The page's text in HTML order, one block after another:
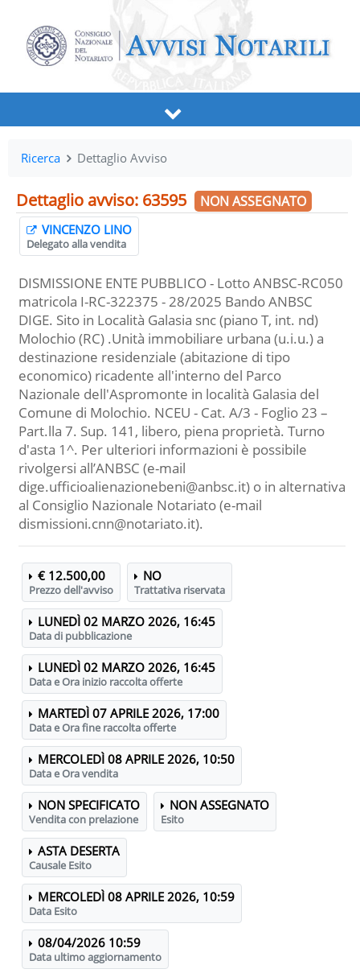
Ricerca Dettaglio Avviso
Dettaglio avviso: 63595 NON ASSEGNATO
VINCENZO LINO
Delegato alla vendita
DISMISSIONE ENTE PUBBLICO - Lotto ANBSC-RC050
matricola I-RC-322375 - 28/2025 Bando ANBSC
DIGE. Sito in Località Galasia snc (piano T, int. nd)
Molochio (RC) .Unità immobiliare urbana (u.i.u.) a
destinazione residenziale (abitazione di tipo
economico) ricadente all'interno del Parco
Nazionale dell'Aspromonte in località Galasia del
Comune di Molochio. NCEU - Cat. A/3 - Foglio 23 –
Part.lla 7. Sup. 141, libero, piena proprietà. Turno
d'asta 1^. Per ulteriori informazioni è possibile
rivolgersi all’ANBSC (e-mail
dige.ufficioalienazionebeni@anbsc.it) o in alternativa
al Consiglio Nazionale Notariato (e-mail
dismissioni.cnn@notariato.it).
€ 12.500,00
Prezzo dell'avviso
NO
Trattativa riservata
LUNEDÌ 02 MARZO 2026, 16:45
Data di pubblicazione
LUNEDÌ 02 MARZO 2026, 16:45
Data e Ora inizio raccolta offerte
MARTEDÌ 07 APRILE 2026, 17:00
Data e Ora fine raccolta offerte
MERCOLEDÌ 08 APRILE 2026, 10:50
Data e Ora vendita
NON SPECIFICATO
Vendita con prelazione
NON ASSEGNATO
Esito
ASTA DESERTA
Causale Esito
MERCOLEDÌ 08 APRILE 2026, 10:59
Data Esito
08/04/2026 10:59
Data ultimo aggiornamento